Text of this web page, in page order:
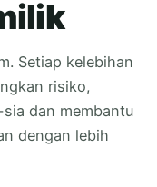
Setiap kelebihan
risiko,
dan membantu
dengan lebih